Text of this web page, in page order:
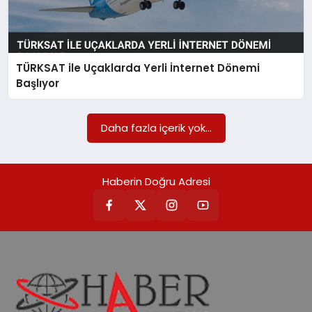
EKONOMİ
MAGAZİN
TÜRKSAT ile Uçaklarda Yerli İnternet Dönemi
Başlıyor
Daha fazla içerik yok...
Haberin Doğru Adresi